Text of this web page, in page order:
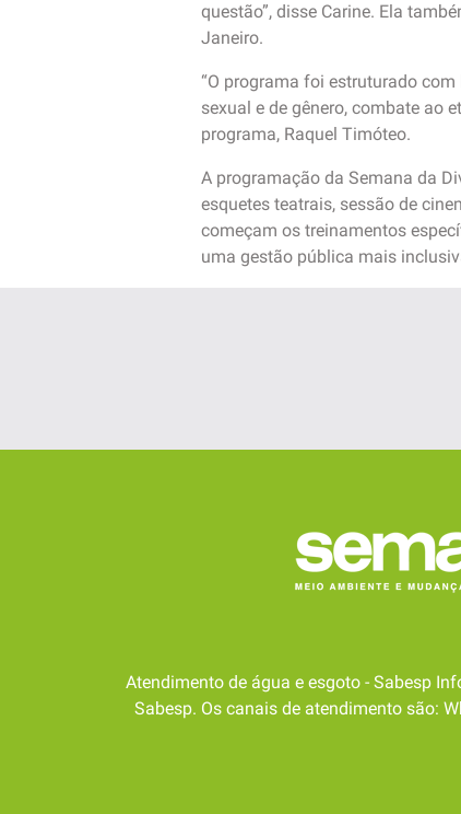
questão”, disse Carine. Ela
Janeiro.
“O programa foi estruturado
sexual e de gênero, combate ao
programa, Raquel Timóteo.
A programação da Semana da
esquetes teatrais, sessão de
começam os treinamentos
uma gestão pública mais
Atendimento de água e esgoto - Sabesp
Sabesp. Os canais de atendimento são: